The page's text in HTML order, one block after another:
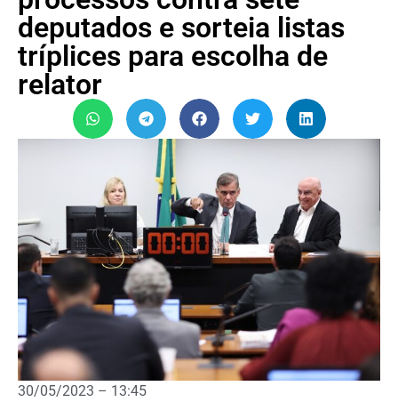
deputados e sorteia listas
tríplices para escolha de
relator
30/05/2023 – 13:45